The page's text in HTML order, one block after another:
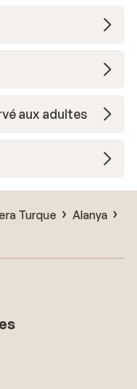
aux adultes
Turque
Alanya